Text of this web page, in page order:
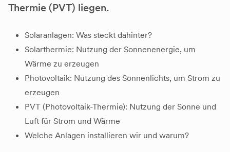
Thermie (PVT) liegen.
Solaranlagen: Was steckt dahinter?
Solarthermie: Nutzung der Sonnenenergie, um
Wärme zu erzeugen
Photovoltaik: Nutzung des Sonnenlichts, um Strom zu
erzeugen
PVT (Photovoltaik-Thermie): Nutzung der Sonne und
Luft für Strom und Wärme
Welche Anlagen installieren wir und warum?